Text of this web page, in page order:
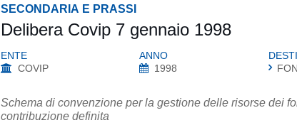
SECONDARIA E PRASSI
Delibera Covip 7 gennaio 1998
ENTE
COVIP
ANNO
1998
Schema di convenzione per la gestione delle risorse dei
contribuzione definita